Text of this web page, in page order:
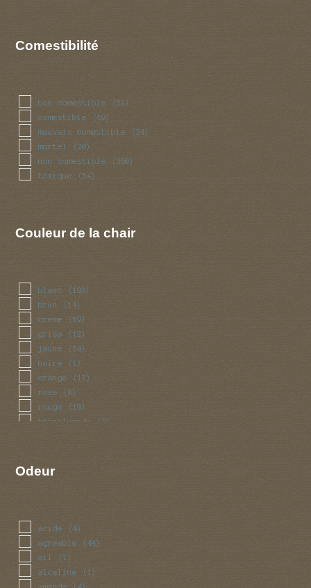
Comestibilité
bon comestible (52)
comestible (69)
mauvais comestible (34)
mortel (20)
non comestible (360)
toxique (54)
Couleur de la chair
blanc (193)
brun (14)
creme (19)
grise (12)
jaune (54)
noire (1)
orange (17)
rose (8)
rouge (19)
translucide (2)
Odeur
acide (4)
agreable (44)
ail (1)
alcaline (1)
amande (4)